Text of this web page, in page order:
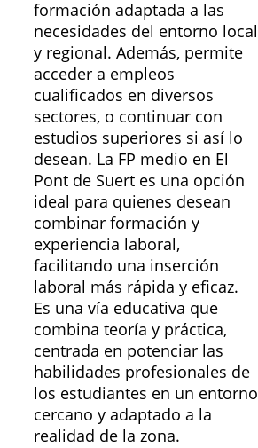
formación adaptada a las
necesidades del entorno local
y regional. Además, permite
acceder a empleos
cualificados en diversos
sectores, o continuar con
estudios superiores si así lo
desean. La FP medio en El
Pont de Suert es una opción
ideal para quienes desean
combinar formación y
experiencia laboral,
facilitando una inserción
laboral más rápida y eficaz.
Es una vía educativa que
combina teoría y práctica,
centrada en potenciar las
habilidades profesionales de
los estudiantes en un entorno
cercano y adaptado a la
realidad de la zona.